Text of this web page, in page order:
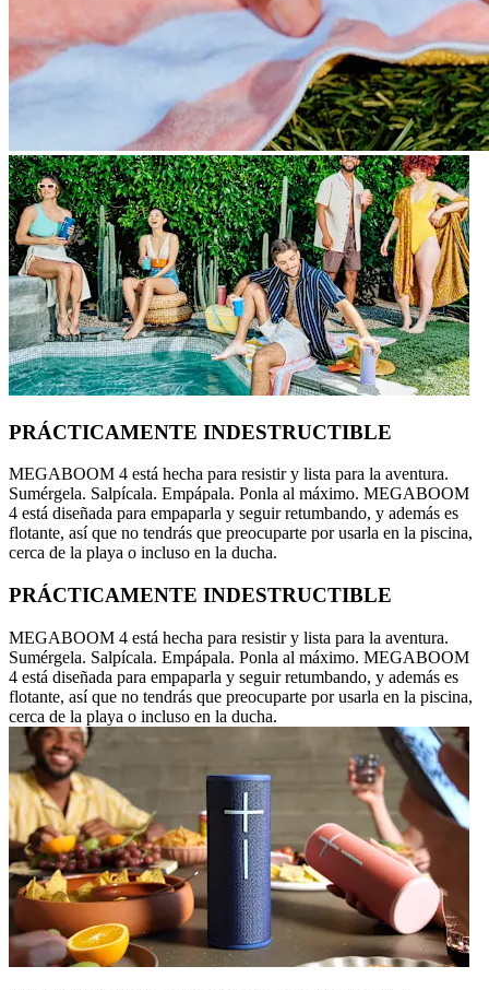
PRÁCTICAMENTE INDESTRUCTIBLE
MEGABOOM 4 está hecha para resistir y lista para la aventura.
Sumérgela. Salpícala. Empápala. Ponla al máximo. MEGABOOM
4 está diseñada para empaparla y seguir retumbando, y además es
flotante, así que no tendrás que preocuparte por usarla en la piscina,
cerca de la playa o incluso en la ducha.
PRÁCTICAMENTE INDESTRUCTIBLE
MEGABOOM 4 está hecha para resistir y lista para la aventura.
Sumérgela. Salpícala. Empápala. Ponla al máximo. MEGABOOM
4 está diseñada para empaparla y seguir retumbando, y además es
flotante, así que no tendrás que preocuparte por usarla en la piscina,
cerca de la playa o incluso en la ducha.